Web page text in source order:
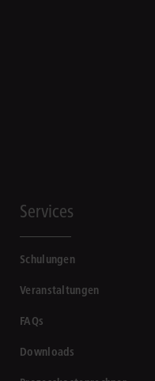
Services
Schulungen
Veranstaltungen
FAQs
Downloads